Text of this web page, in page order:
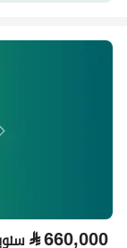
⃁660,000